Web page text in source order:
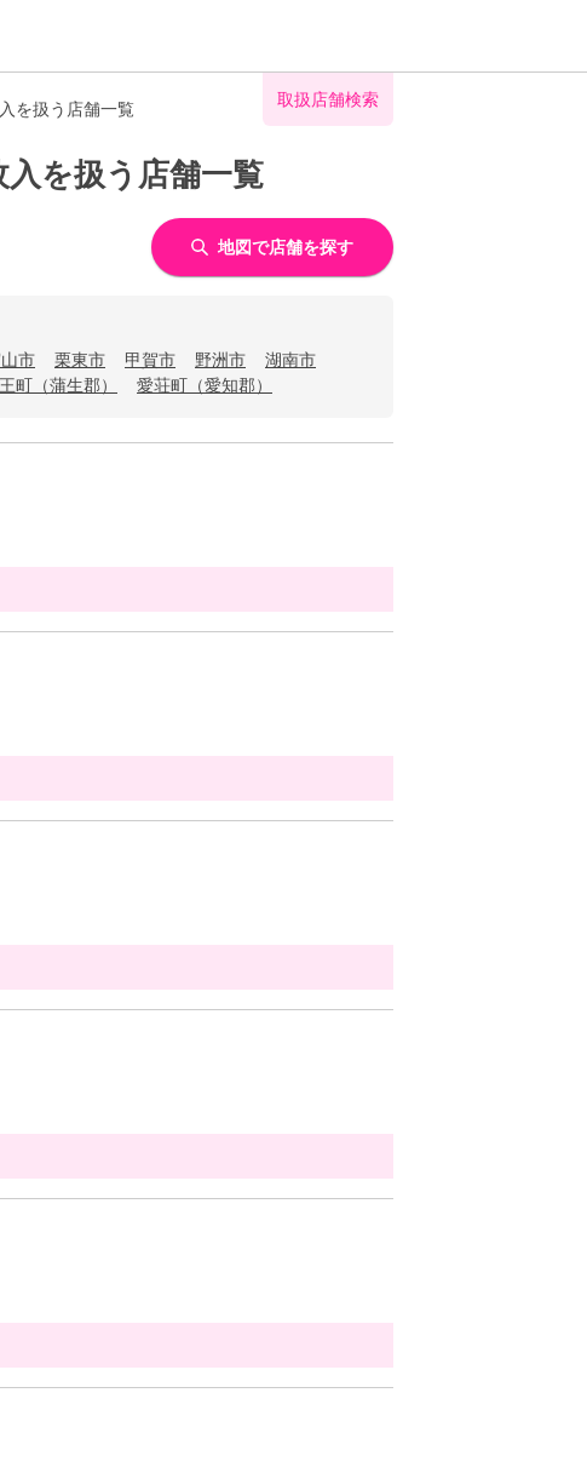
を扱う店舗一覧 取扱店舗検索
を扱う店舗一覧
地図で店舗を探す
市 栗東市 甲賀市 野洲市
湖南市
町（蒲生郡） 愛荘町（愛知郡）